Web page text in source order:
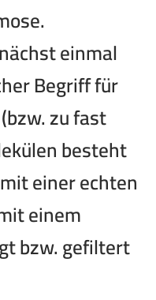
einmal
Begriff für
zu fast
besteht
einer echten
einem
bzw. gefiltert